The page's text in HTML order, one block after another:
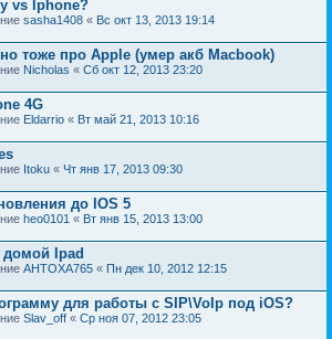
vs Iphone?
sasha1408 « Вс окт 13, 2013 19:14
тоже про Apple (умер акб Macbook)
Nicholas « Сб окт 12, 2013 23:20
4G
Eldarrio « Вт май 21, 2013 10:16
Itoku « Чт янв 17, 2013 09:30
до IOS 5
heo0101 « Вт янв 15, 2013 13:00
домой Ipad
AHTOXA765 « Пн дек 10, 2012 12:15
для работы с SIP\VoIp под iOS?
Slav_off « Ср ноя 07, 2012 23:05